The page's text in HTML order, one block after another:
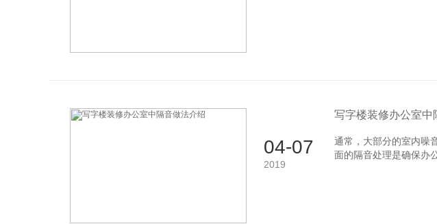
04-07
2019
写字楼装修办公室中
通常，大部分的室内噪
面的隔音处理是确保办